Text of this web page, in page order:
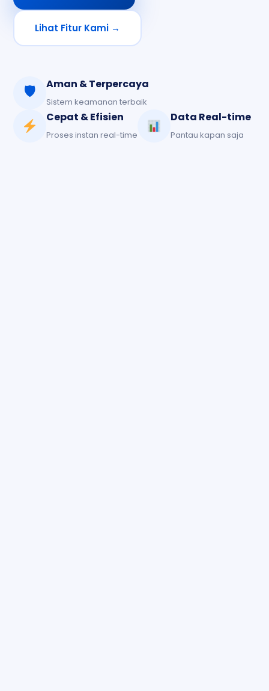
Lihat Fitur Kami →
🛡 Aman & Terpercaya
Sistem keamanan terbaik
Cepat & Efisien
Proses instan real-time
Data Real-time
Pantau kapan saja